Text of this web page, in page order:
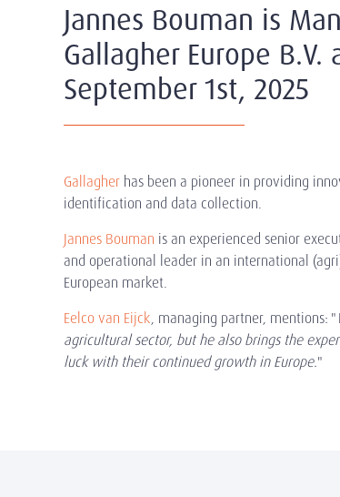
Jannes Bouman is
Gallagher Europe B.V.
September 1st, 2025
Gallagher has been a pioneer in providing
identification and data collection.
Jannes Bouman is an experienced senior
and operational leader in an international
European market.
Eelco van Eijck, managing partner, mentions: "
agricultural sector, but he also brings the
luck with their continued growth in Europe."